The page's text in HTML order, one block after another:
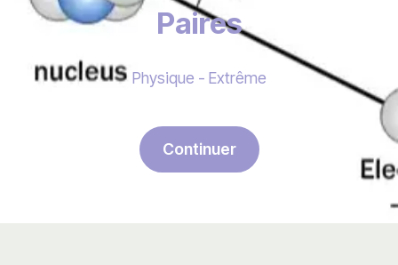
Paires
Physique - Extrême
Continuer